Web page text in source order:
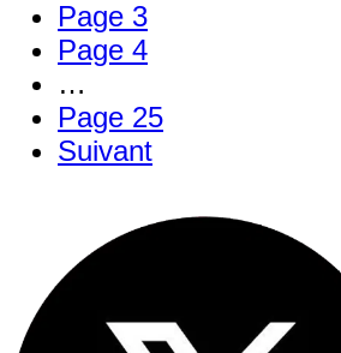
Page 3
Page 4
…
Page 25
Suivant